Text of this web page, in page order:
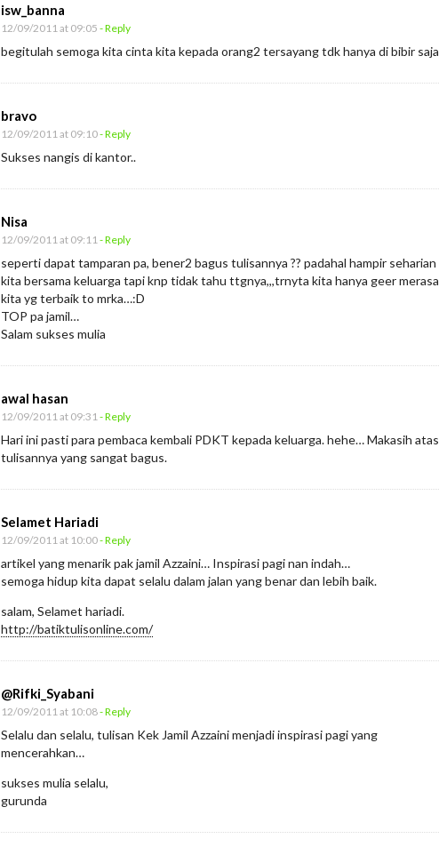
isw_banna
12/09/2011 at 09:05 - Reply
begitulah semoga kita cinta kita kepada orang2 tersayang tdk hanya di bibir saja
bravo
12/09/2011 at 09:10- Reply
Sukses nangis di kantor..
Nisa
12/09/2011 at 09:11- Reply
seperti dapat tamparan pa, bener2 bagus tulisannya ?? padahal hampir seharian
kita bersama keluarga tapi knp tidak tahu ttgnya,,,trnyta kita hanya geer merasa
kita yg terbaik to mrka…:D
TOP pa jamil…
Salam sukses mulia
awal hasan
12/09/2011 at 09:31- Reply
Hari ini pasti para pembaca kembali PDKT kepada keluarga. hehe… Makasih atas
tulisannya yang sangat bagus.
Selamet Hariadi
12/09/2011 at 10:00- Reply
artikel yang menarik pak jamil Azzaini… Inspirasi pagi nan indah…
semoga hidup kita dapat selalu dalam jalan yang benar dan lebih baik.
salam, Selamet hariadi.
http://batiktulisonline.com/
@Rifki_Syabani
12/09/2011 at 10:08- Reply
Selalu dan selalu, tulisan Kek Jamil Azzaini menjadi inspirasi pagi yang
mencerahkan…
sukses mulia selalu,
gurunda